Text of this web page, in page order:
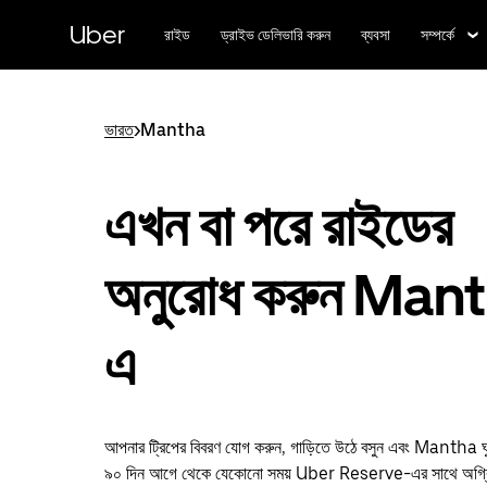
বিষয়সূচিতে
Uber রাইড ড্রাইভ ডেলিভারি করুন ব্যবসা সম্পর্কে
ভারত>Mantha
এখন বা পরে রাইডের
অনুরোধ করুন
এ
আপনার ট্রিপের বিবরণ যোগ করুন, গাড়িতে উঠে বসুন এবং Mantha
৯০ দিন আগে থেকে যেকোনো সময় Uber Reserve-এর সাথে